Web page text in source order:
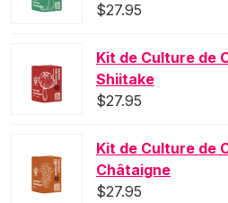
$27.95
Kit de Culture de
Shiitake
$27.95
Kit de Culture de
Châtaigne
$27.95